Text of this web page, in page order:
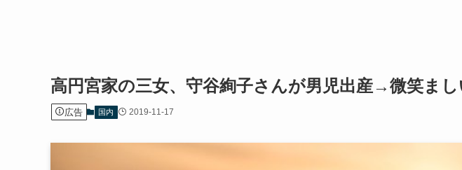
高円宮家の三女、守谷絢子さんが男児出産→微笑ま
広告 国内 2019-11-17